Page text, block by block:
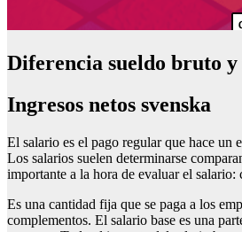
Diferencia sueldo bruto y
Ingresos netos svenska
El salario es el pago regular que hace un
Los salarios suelen determinarse
importante a la hora de evaluar el salario:
Es una cantidad fija que se paga a los
complementos. El salario base es una